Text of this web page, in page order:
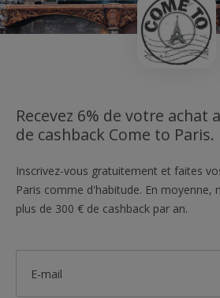
Recevez 6% de votre achat
de cashback Come to Paris.
Inscrivez-vous gratuitement et faites
Paris comme d'habitude. En moyenne,
plus de 300 € de cashback par an.
E-mail